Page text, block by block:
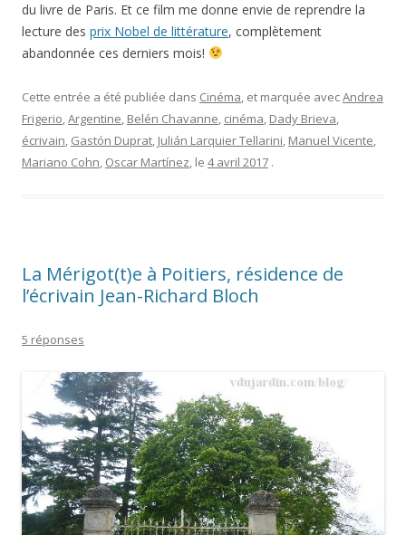
du livre de Paris. Et ce film me donne envie de reprendre la
lecture des prix Nobel de littérature, complètement
abandonnée ces derniers mois!
Cette entrée a été publiée dans Cinéma, et marquée avecAndrea
Frigerio,Argentine, Belén Chavanne, cinéma, Dady Brieva,
écrivain, Gastón Duprat, Julián Larquier Tellarini, Manuel Vicente,
Mariano Cohn, Oscar Martínez, le 4 avril 2017 .
La Mérigot(t)e à Poitiers, résidence de
l’écrivain Jean-Richard Bloch
5 réponses